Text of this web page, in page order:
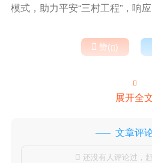
模式，助力平安“三村工程”，响
 赞()

展开全
文章评
 还没有人评论过，